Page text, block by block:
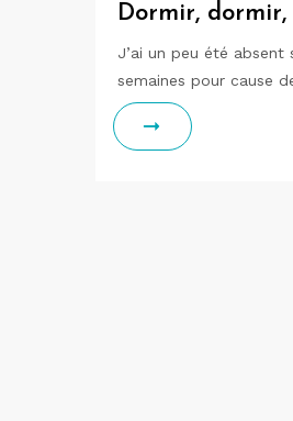
Dormir, dormir,
J’ai un peu été absent
semaines pour cause